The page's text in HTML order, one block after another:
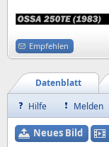
Empfehlen
Datenblatt
Hilfe
Melden
Neues Bild